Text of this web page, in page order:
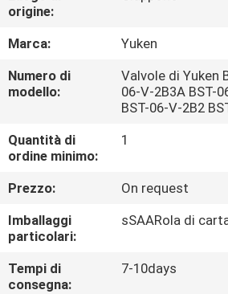
GIRO
DELLA
FABBRICA
CONTROLLO
DI
CONTATTICI
origine:
Marca:
Yuken
Numero di
modello:
Valvole di Yuken
06-V-2B3A BST-
BST-06-V-2B2
Quantità di
ordine minimo:
1
Prezzo:
On request
Imballaggi
particolari:
sSAARola di
Tempi di
consegna:
7-10days